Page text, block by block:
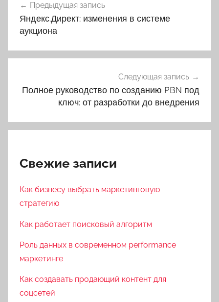
по
записям
Предыдущая запись
Яндекс.Директ: изменения в системе
аукциона
Следующая запись
Полное руководство по созданию PBN под
ключ: от разработки до внедрения
Свежие записи
Как бизнесу выбрать маркетинговую
стратегию
Как работает поисковый алгоритм
Роль данных в современном performance
маркетинге
Как создавать продающий контент для
соцсетей